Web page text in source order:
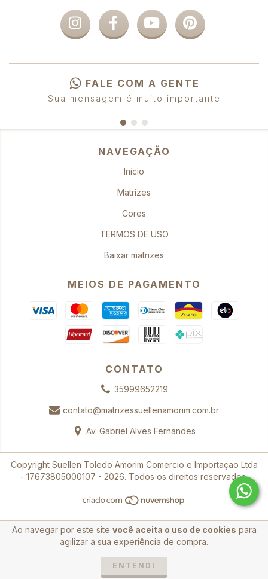
Ao navegar por este site você aceita o uso de cookies para
agilizar a sua experiência de compra.
ENTENDI
FALE COM A GENTE
Sua mensagem é muito importante
NAVEGAÇÃO
Início
Matrizes
Cores
TERMOS DE USO
Baixar matrizes
MEIOS DE PAGAMENTO
CONTATO
35999652219
contato@matrizessuellenamorim.com.br
Av. Gabriel Alves Fernandes
Copyright Suellen Toledo Amorim Comercio e Importaçao Ltda
- 17673805000107 - 2026. Todos os direitos reservados.